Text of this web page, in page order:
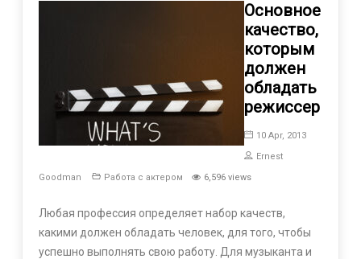
Основное
качество,
которым
должен
обладать
режиссер
10 Apr, 2013
Ernest
Goodman
Работа с актером 6,596 views
Любая профессия определяет набор качеств,
какими должен обладать человек, для того, чтобы
успешно выполнять свою работу. Для музыканта и